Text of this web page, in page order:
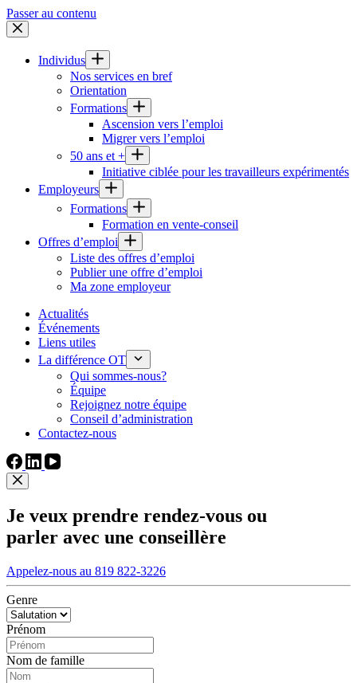
Passer au contenu
Individus
Nos services en bref
Orientation
Formations
Ascension vers l’emploi
Migrer vers l’emploi
50 ans et +
Initiative ciblée pour les travailleurs expérimentés
Employeurs
Formations
Formation en vente-conseil
Offres d’emploi
Liste des offres d’emploi
Publier une offre d’emploi
Ma zone employeur
Actualités
Événements
Liens utiles
La différence OT
Qui sommes-nous?
Équipe
Rejoignez notre équipe
Conseil d’administration
Contactez-nous
Je veux prendre rendez-vous ou
parler avec une conseillère
Appelez-nous au 819 822-3226
Genre
Prénom
Nom de famille